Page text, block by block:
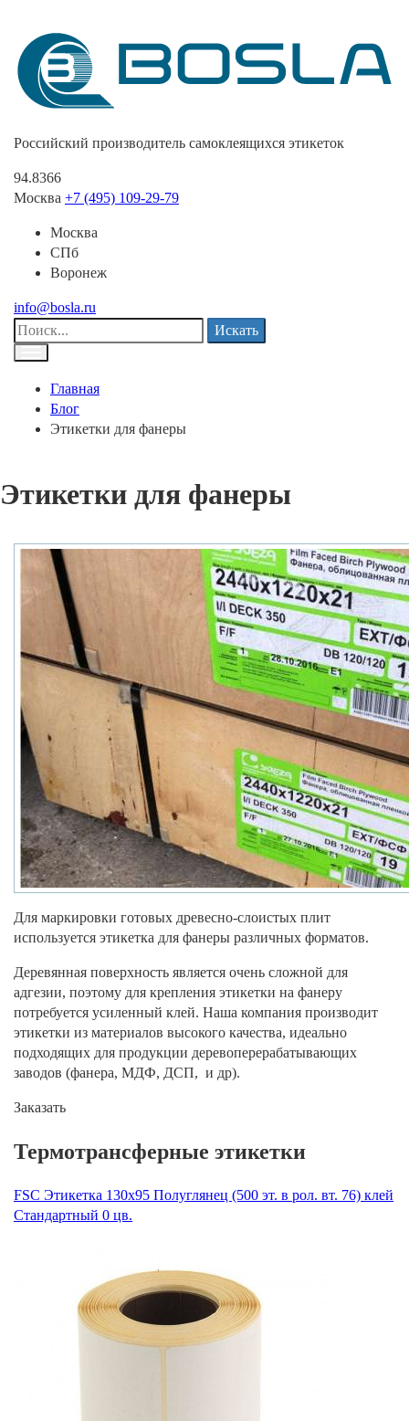
Российский производитель самоклеящихся этикеток
94.8366
Москва +7 (495) 109-29-79
Москва
СПб
Воронеж
info@bosla.ru
Искать
Главная
Блог
Этикетки для фанеры
Этикетки для фанеры
Для маркировки готовых древесно-слоистых плит
используется этикетка для фанеры различных форматов.
Деревянная поверхность является очень сложной для
адгезии, поэтому для крепления этикетки на фанеру
потребуется усиленный клей. Наша компания производит
этикетки из материалов высокого качества, идеально
подходящих для продукции деревоперерабатывающих
заводов (фанера, МДФ, ДСП, и др).
Заказать
Термотрансферные этикетки
FSC Этикетка 130х95 Полуглянец (500 эт. в рол. вт. 76) клей
Стандартный 0 цв.